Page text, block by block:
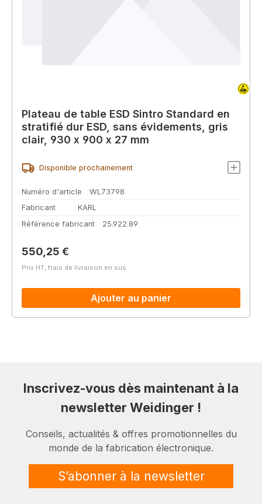
Plateau de table ESD Sintro Standard en
stratifié dur ESD, sans évidements, gris
clair, 930 x 900 x 27 mm
Disponible prochainement
Numéro d'article
WL73798
Fabricant
KARL
Référence fabricant
25.922.89
Prix régulier :
550,25 €
Prix HT, frais de livraison en sus
Ajouter au panier
Inscrivez-vous dès maintenant à la
newsletter Weidinger !
Conseils, actualités & offres promotionnelles du
monde de la fabrication électronique.
S’abonner à la newsletter